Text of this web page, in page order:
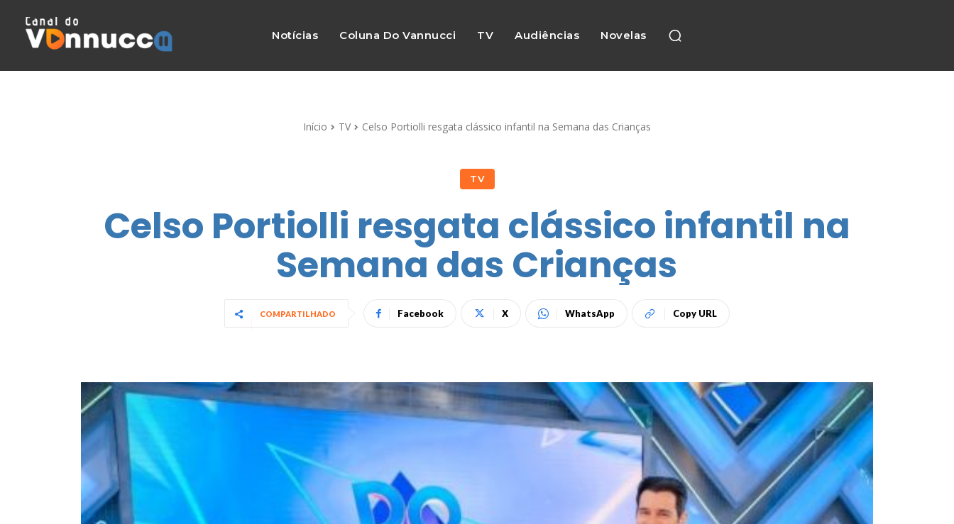
Notícias Coluna Do Vannucci TV Audiências Novelas
Início TV Celso Portiolli resgata clássico infantil na Semana das Crianças
TV
Celso Portiolli resgata clássico infantil na
Semana das Crianças
COMPARTILHADO Facebook X WhatsApp Copy URL